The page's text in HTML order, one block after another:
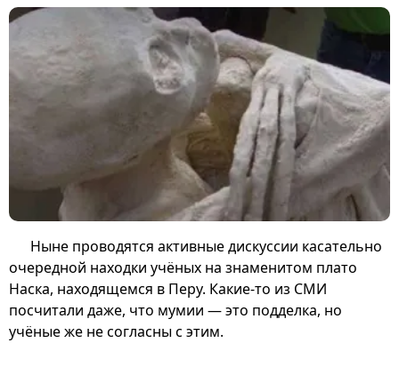
Ныне проводятся активные дискуссии касательно
очередной находки учёных на знаменитом плато
Наска, находящемся в Перу. Какие-то из СМИ
посчитали даже, что мумии — это подделка, но
учёные же не согласны с этим.